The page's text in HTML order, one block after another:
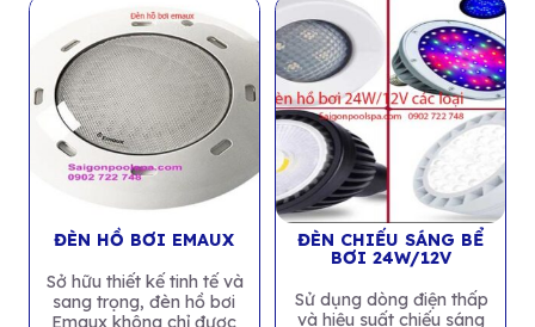
ĐÈN HỒ BƠI EMAUX
Sở hữu thiết kế tinh tế và
sang trọng, đèn hồ bơi
Emaux không chỉ được
ĐÈN CHIẾU SÁNG BỂ
BƠI 24W/12V
Sử dụng dòng điện thấp
và hiệu suất chiếu sáng